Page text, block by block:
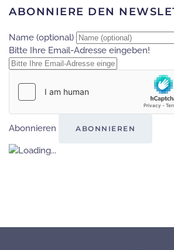
ABONNIERE DEN
Name (optional)
Bitte Ihre Email-Adresse eingeben!
Abonnieren